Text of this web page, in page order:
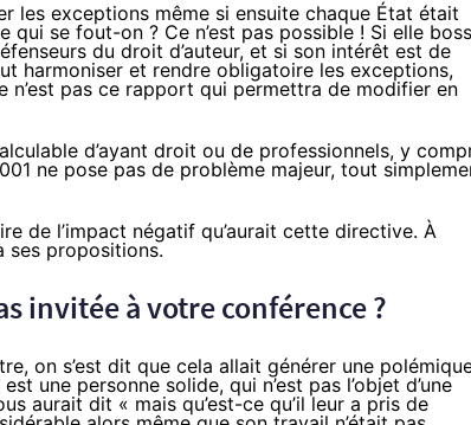
les exceptions même si ensuite chaque État était
se fout-on ? Ce n’est pas possible ! Si elle
du droit d’auteur, et si son intérêt est de
harmoniser et rendre obligatoire les exceptions,
n’est pas ce rapport qui permettra de modifier en
d’ayant droit ou de professionnels, y
ne pose pas de problème majeur, tout
de l’impact négatif qu’aurait cette directive. À
ses propositions.
invitée à votre conférence ?
on s’est dit que cela allait générer une
une personne solide, qui n’est pas l’objet d’une
aurait dit « mais qu’est-ce qu’il leur a pris de